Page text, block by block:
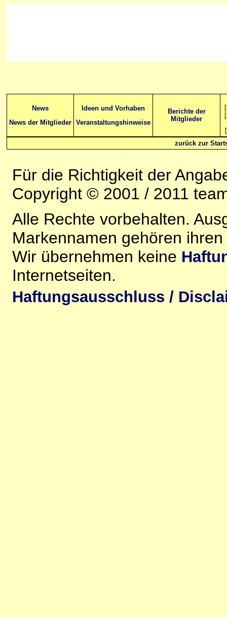
News
News der Mitglieder
Ideen und Vorhaben
Veranstaltungshinweise
Berichte der
Mitglieder
[
[
[
zurück zur
Für die Richtigkeit der
Copyright © 2001 / 2011
Alle Rechte vorbehalten.
Markennamen gehören
Wir übernehmen keine
Internetseiten.
Haftungsausschluss /